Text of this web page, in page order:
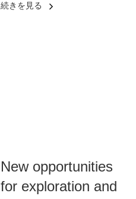
続きを見る
New opportunities
for exploration and